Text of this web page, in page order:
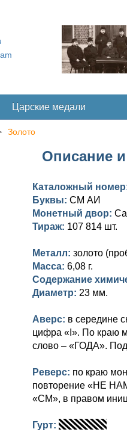
Царские медали
Золото
Описание
Каталожный
Буквы: СМ АИ
Монетный двор:
Тираж: 107 814 шт.
Металл: золото
Масса: 6,08 г.
Содержание
Диаметр: 23 мм.
Аверс: в середине
цифра «I». По краю
слово – «ГОДА».
Реверс: по краю
повторение «НЕ
«СМ», в правом
Гурт: